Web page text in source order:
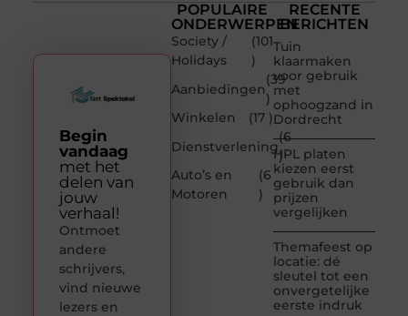
POPULAIRE
ONDERWERPEN
Society /
Holidays
(101
)
Aanbiedingen
(39
)
Winkelen
(17 )
Dienstverlening
(6
)
Auto’s en
Motoren
(6
)
RECENTE
BERICHTEN
Tuin
klaarmaken
voor gebruik
met
ophoogzand in
Dordrecht
HPL platen
kiezen eerst
gebruik dan
prijzen
vergelijken
Themafeest op
locatie: dé
sleutel tot een
onvergetelijke
eerste indruk
Begin
vandaag
met het
delen van
jouw
verhaal!
Ontmoet
andere
schrijvers,
vind nieuwe
lezers en